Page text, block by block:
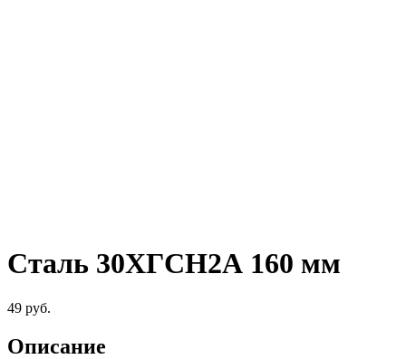
Сталь 30ХГСН2А 160 мм
49 руб.
Описание